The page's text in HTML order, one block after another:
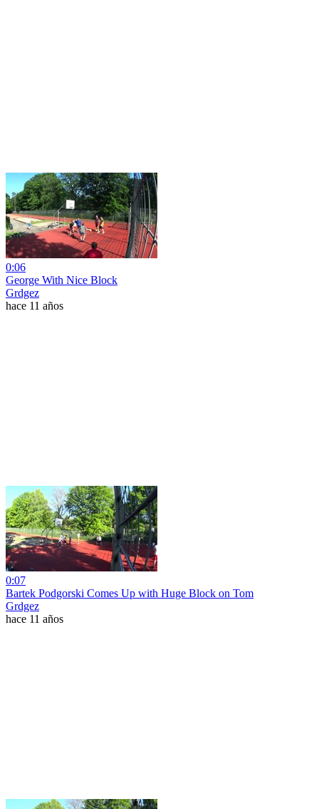
0:06
George With Nice Block
Grdgez
hace 11 años
0:07
Bartek Podgorski Comes Up with Huge Block on Tom
Grdgez
hace 11 años